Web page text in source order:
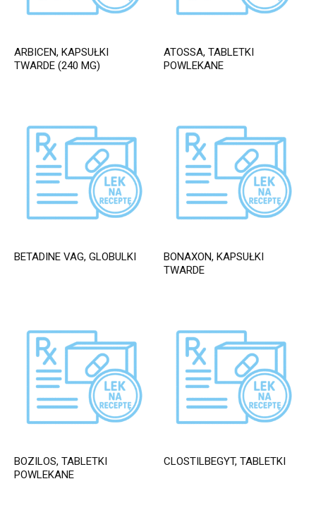
ARBICEN, KAPSUŁKI
TWARDE (240 MG)
ATOSSA, TABLETKI
POWLEKANE
BETADINE VAG, GLOBULKI
BONAXON, KAPSUŁKI
TWARDE
BOZILOS, TABLETKI
POWLEKANE
CLOSTILBEGYT, TABLETKI